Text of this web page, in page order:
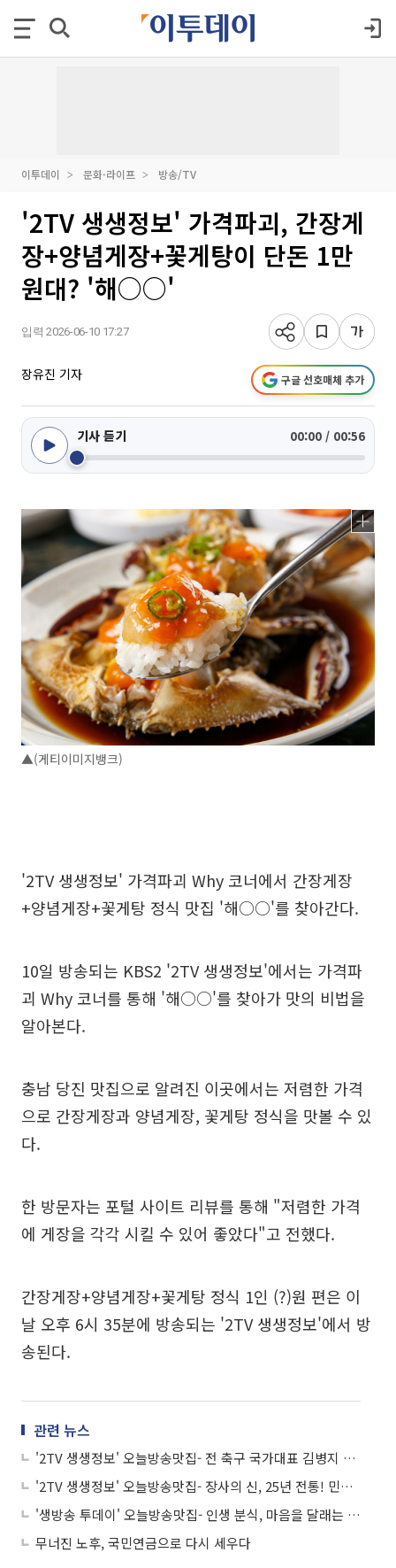
이투데이 문화·라이프 방송/TV
'2TV 생생정보' 가격파괴, 간장게
장+양념게장+꽃게탕이 단돈 1만
원대? '해○○'
입력 2026-06-10 17:27
장유진 기자 구글 선호매체 추가
기사 듣기 00:00 / 00:56
▲(게티이미지뱅크)
'2TV 생생정보' 가격파괴 Why 코너에서 간장게장
+양념게장+꽃게탕 정식 맛집 '해○○'를 찾아간다.
10일 방송되는 KBS2 '2TV 생생정보'에서는 가격파
괴 Why 코너를 통해 '해○○'를 찾아가 맛의 비법을
알아본다.
충남 당진 맛집으로 알려진 이곳에서는 저렴한 가격
으로 간장게장과 양념게장, 꽃게탕 정식을 맛볼 수 있
다.
한 방문자는 포털 사이트 리뷰를 통해 "저렴한 가격
에 게장을 각각 시킬 수 있어 좋았다"고 전했다.
간장게장+양념게장+꽃게탕 정식 1인 (?)원 편은 이
날 오후 6시 35분에 방송되는 '2TV 생생정보'에서 방
송된다.
관련 뉴스
'2TV 생생정보' 오늘방송맛집- 전 축구 국가대표 김병지 단골! 푸짐한 백반 맛집 '된○○'
'2TV 생생정보' 오늘방송맛집- 장사의 신, 25년 전통! 민어 정식 맛집 '민○○○'
'생방송 투데이' 오늘방송맛집- 인생 분식, 마음을 달래는 맛! 잔치국수 맛집 '훈○○'
무너진 노후, 국민연금으로 다시 세우다